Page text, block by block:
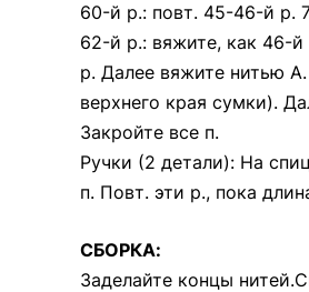
60-й р.: повт. 45-46-й р.
62-й р.: вяжите, как 46-
р. Далее вяжите нитью
верхнего края сумки).
Закройте все п.
Ручки (2 детали): На
п. Повт. эти р., пока
СБОРКА:
Заделайте концы